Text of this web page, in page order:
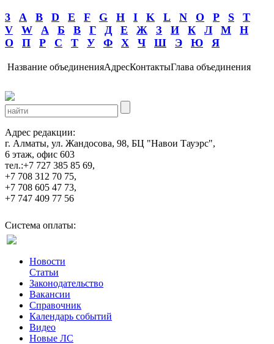
3 A B D E F G H I K L N O P S
T
V
W А Б В Г Д Е Ж З И К Л М
Н
О
П Р С Т У Ф Х Ч Ш Э Ю Я
Название объединенияАдресКонтактыГлава объединения
Адрес редакции:
г. Алматы, ул. Жандосова, 98, БЦ "Навои Тауэрс",
6 этаж, офис 603
тел.:+7 727 385 85 69,
+7 708 312 70 75,
+7 708 605 47 73,
+7 747 409 77 56
Система оплаты:
Новости
Статьи
Законодательство
Вакансии
Справочник
Календарь событий
Видео
Новые ЛС